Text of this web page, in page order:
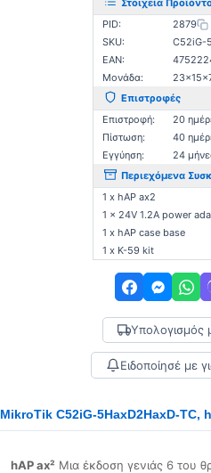
Στοιχεία
PID:
2879
SKU:
C52iG-
EAN:
Μονάδα:
Επιστροφές
Επιστροφή:
20
Πίστωση:
40
Εγγύηση:
24
Περιεχόμενα
1 x hAP ax2
1 x 24V 1.2A power
1 x hAP case base
1 x K-59 kit
Υπολογισμός
Ειδοποίησέ με
MikroTik C52iG-5HaxD2HaxD-TC,
hAP ax² Μια έκδοση γενιάς 6 του